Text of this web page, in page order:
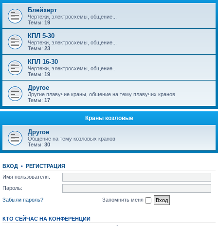
Блейхерт
Чертежи, электросхемы, общение...
Темы: 19
КПЛ 5-30
Чертежи, электросхемы, общение...
Темы: 23
КПЛ 16-30
Чертежи, электросхемы, общение...
Темы: 19
Другое
Другие плавучие краны, общение на тему плавучих кранов
Темы: 17
Краны козловые
Другое
Общение на тему козловых кранов
Темы: 30
ВХОД • РЕГИСТРАЦИЯ
Имя пользователя:
Пароль:
Забыли пароль?
Запомнить меня
КТО СЕЙЧАС НА КОНФЕРЕНЦИИ